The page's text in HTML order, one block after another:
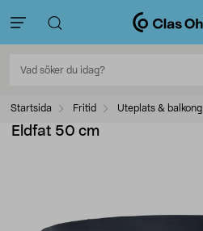
Startsida Fritid Uteplats & balkong
Eldfat 50 cm